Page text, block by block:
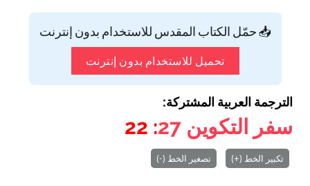
📥 حمّل الكتاب المقدس للاستخدام بدون إنترنت
تحميل للاستخدام بدون إنترنت
الترجمة العربية المشتركة:
سفر التكوين 27
: 22
تكبير الخط (+) تصغير الخط (-)